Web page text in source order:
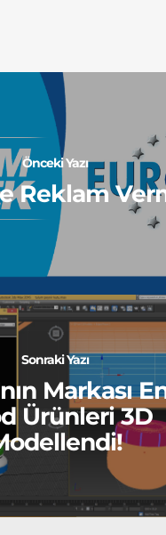
Önceki Yazı
Reklam
Sonraki Yazı
Markası
Ürünleri 3D